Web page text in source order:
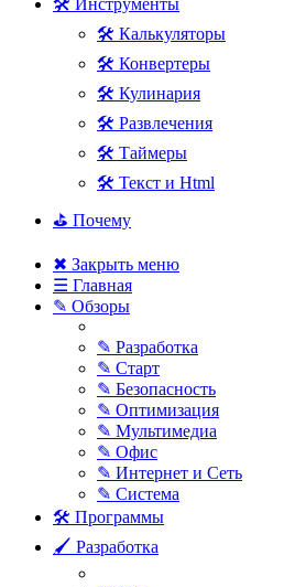
🛠 Инструменты
🛠 Калькуляторы
🛠 Конвертеры
🛠 Кулинария
🛠 Развлечения
🛠 Таймеры
🛠 Текст и Html
⛳ Почему
✖ Закрыть меню
☰ Главная
✎ Обзоры
✎ Разработка
✎ Старт
✎ Безопасность
✎ Оптимизация
✎ Мультимедиа
✎ Офис
✎ Интернет и Сеть
✎ Система
🛠 Программы
🖌 Разработка